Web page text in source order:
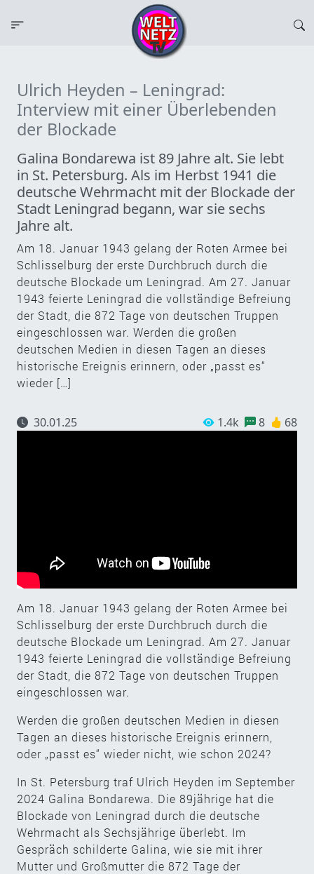
Ulrich Heyden – Leningrad:
Interview mit einer Überlebenden
der Blockade
Galina Bondarewa ist 89 Jahre alt. Sie lebt
in St. Petersburg. Als im Herbst 1941 die
deutsche Wehrmacht mit der Blockade der
Stadt Leningrad begann, war sie sechs
Jahre alt.
Am 18. Januar 1943 gelang der Roten Armee bei
Schlisselburg der erste Durchbruch durch die
deutsche Blockade um Leningrad. Am 27. Januar
1943 feierte Leningrad die vollständige Befreiung
der Stadt, die 872 Tage von deutschen Truppen
eingeschlossen war. Werden die großen
deutschen Medien in diesen Tagen an dieses
historische Ereignis erinnern, oder „passt es“
wieder […]
30.01.25 1.4k 8 68
Am 18. Januar 1943 gelang der Roten Armee bei
Schlisselburg der erste Durchbruch durch die
deutsche Blockade um Leningrad. Am 27. Januar
1943 feierte Leningrad die vollständige Befreiung
der Stadt, die 872 Tage von deutschen Truppen
eingeschlossen war.
Werden die großen deutschen Medien in diesen
Tagen an dieses historische Ereignis erinnern,
oder „passt es“ wieder nicht, wie schon 2024?
In St. Petersburg traf Ulrich Heyden im September
2024 Galina Bondarewa. Die 89jährige hat die
Blockade von Leningrad durch die deutsche
Wehrmacht als Sechsjährige überlebt. Im
Gespräch schilderte Galina, wie sie mit ihrer
Mutter und Großmutter die 872 Tage der